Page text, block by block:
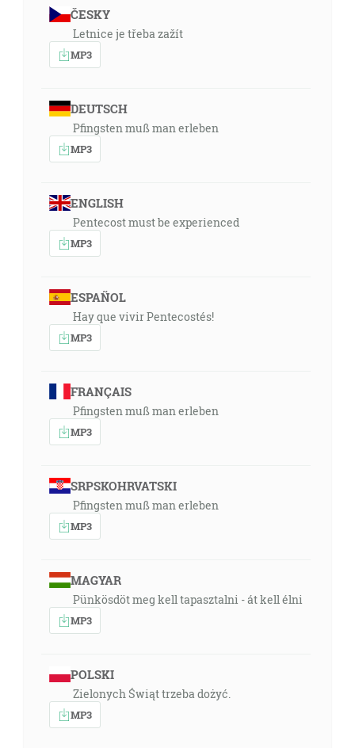
ČESKY
Letnice je třeba zažít
MP3
DEUTSCH
Pfingsten muß man erleben
MP3
ENGLISH
Pentecost must be experienced
MP3
ESPAÑOL
Hay que vivir Pentecostés!
MP3
FRANÇAIS
Pfingsten muß man erleben
MP3
SRPSKOHRVATSKI
Pfingsten muß man erleben
MP3
MAGYAR
Pünkösdöt meg kell tapasztalni - át kell élni
MP3
POLSKI
Zielonych Świąt trzeba dożyć.
MP3